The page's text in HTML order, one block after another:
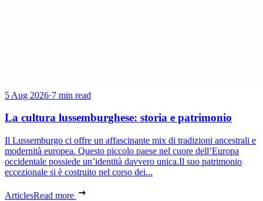
5 Aug 2026·7 min read
La cultura lussemburghese: storia e patrimonio
Il Lussemburgo ci offre un affascinante mix di tradizioni ancestrali e
modernità europea. Questo piccolo paese nel cuore dell’Europa
occidentale possiede un’identità davvero unica.Il suo patrimonio
eccezionale si è costruito nel corso dei...
ArticlesRead more